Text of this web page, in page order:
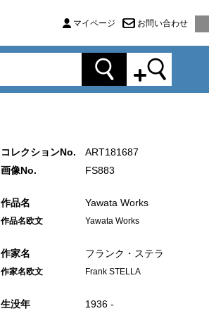
マイページ お問い合わせ
コレクションNo.
ART181687
画像No.
FS883
作品名 Yawata Works
作品名欧文 Yawata Works
作家名 フランク・ステラ
作家名欧文 Frank STELLA
生没年 1936 -